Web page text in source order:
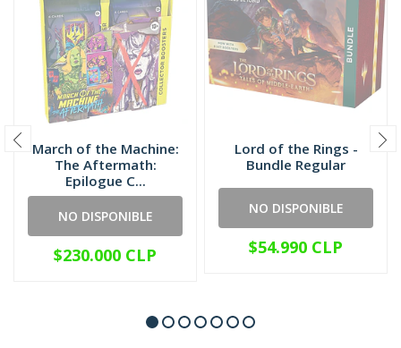
March of the Machine:
The Aftermath:
Epilogue C...
NO DISPONIBLE
$230.000 CLP
Lord of the Rings -
Bundle Regular
NO DISPONIBLE
$54.990 CLP